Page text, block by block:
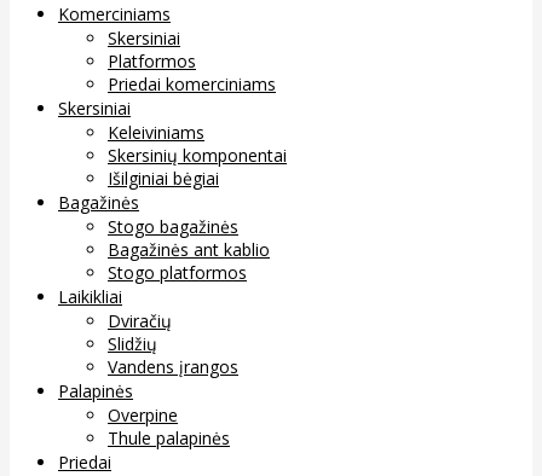
Komerciniams
Skersiniai
Platformos
Priedai komerciniams
Skersiniai
Keleiviniams
Skersinių komponentai
Išilginiai bėgiai
Bagažinės
Stogo bagažinės
Bagažinės ant kablio
Stogo platformos
Laikikliai
Dviračių
Slidžių
Vandens įrangos
Palapinės
Overpine
Thule palapinės
Priedai